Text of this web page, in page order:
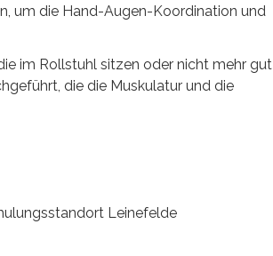
um die Hand-Augen-Koordination und
im Rollstuhl sitzen oder nicht mehr gut
die die Muskulatur und die
Leinefelde